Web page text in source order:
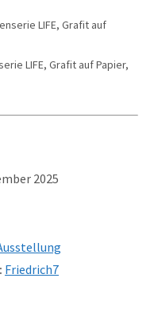
LIFE, Grafit auf Papier,
2025
Friedrich7